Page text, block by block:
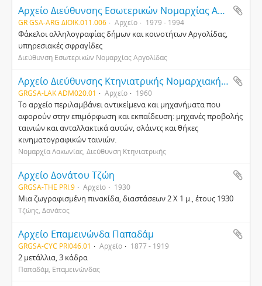
Αρχείο Διεύθυνσης Εσωτερικών Νομαρχίας Αργολίδας
GR GSA-ARG ΔΙΟΙΚ.011.006 Αρχείο 1979 - 1994
Φάκελοι αλληλογραφίας δήμων και κοινοτήτων Αργολίδας,
υπηρεσιακές σφραγίδες
Διεύθυνση Εσωτερικών Νομαρχίας Αργολίδας
Αρχείο Διεύθυνσης Κτηνιατρικής Νομαρχιακής Αυτοδιοίκησης Λακωνίας
GRGSA-LAK ADM020.01 Αρχείο 1960
Το αρχείο περιλαμβάνει αντικείμενα και μηχανήματα που
αφορούν στην επιμόρφωση και εκπαίδευση: μηχανές προβολής
ταινιών και ανταλλακτικά αυτών, σλάιντς και θήκες
κινηματογραφικών ταινιών.
Νομαρχία Λακωνίας, Διεύθυνση Κτηνιατρικής
Αρχείο Δονάτου Τζώη
GRGSA-THE PRI.9 Αρχείο 1930
Μια ζωγραφισμένη πινακίδα, διαστάσεων 2 X 1 μ., έτους 1930
Τζώης, Δονάτος
Αρχείο Επαμεινώνδα Παπαδάμ
GRGSA-CYC PRI046.01 Αρχείο 1877 - 1919
2 μετάλλια, 3 κάδρα
Παπαδάμ, Επαμεινώνδας